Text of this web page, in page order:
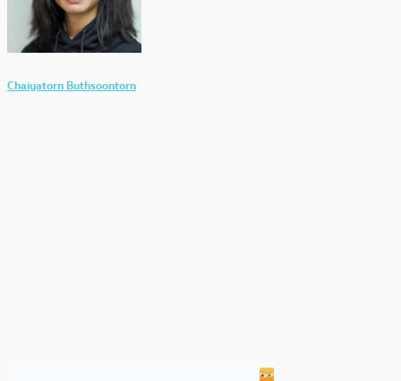
Chaiyatorn Buthsoontorn